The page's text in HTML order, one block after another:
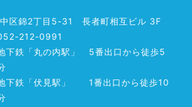
中区錦2丁目5-31 長者町相互ビル 3F
212-0991
下鉄「丸の内駅」 5番出口から徒歩5
下鉄「伏見駅」 1番出口から徒歩10